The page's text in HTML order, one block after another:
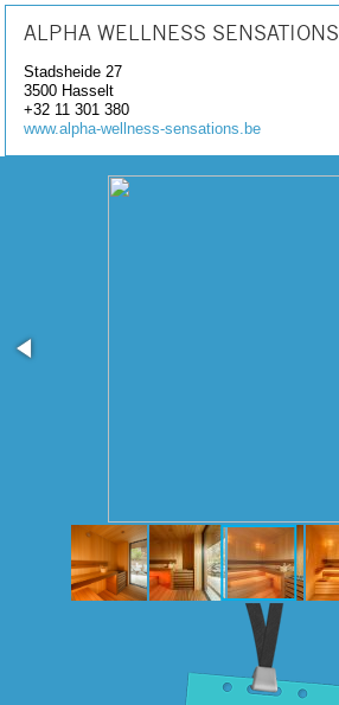
ALPHA WELLNESS SENSATIONS
Stadsheide 27
3500 Hasselt
+32 11 301 380
www.alpha-wellness-sensations.be